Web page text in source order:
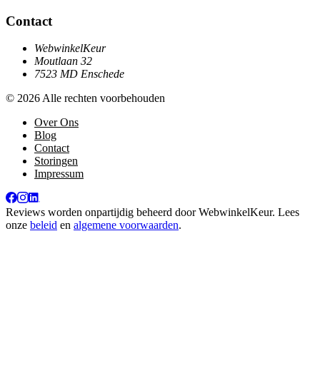
Contact
WebwinkelKeur
Moutlaan 32
7523 MD Enschede
© 2026 Alle rechten voorbehouden
Over Ons
Blog
Contact
Storingen
Impressum
Reviews worden onpartijdig beheerd doorWebwinkelKeur. Lees
onze beleid en algemene voorwaarden.